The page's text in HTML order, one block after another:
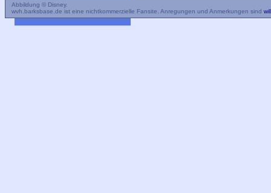
Abbildung © Disney.
wvh.barksbase.de ist eine nichtkommerzielle Fansite. Anregungen und Anmerkungen sind